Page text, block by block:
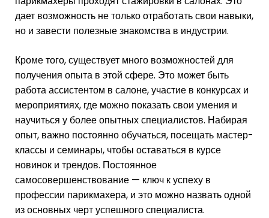
дает возможность не только отработать свои навыки,
но и завести полезные знакомства в индустрии.
Кроме того, существует много возможностей для
получения опыта в этой сфере. Это может быть
работа ассистентом в салоне, участие в конкурсах и
мероприятиях, где можно показать свои умения и
научиться у более опытных специалистов. Набирая
опыт, важно постоянно обучаться, посещать мастер-
классы и семинары, чтобы оставаться в курсе
новинок и трендов. Постоянное
самосовершенствование — ключ к успеху в
профессии парикмахера, и это можно назвать одной
из основных черт успешного специалиста.